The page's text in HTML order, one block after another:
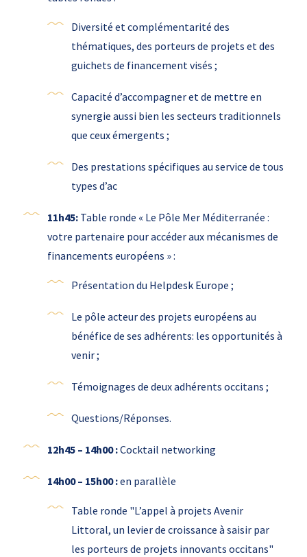
Diversité et complémentarité des
thématiques, des porteurs de projets et des
guichets de financement visés ;
Capacité d’accompagner et de mettre en
synergie aussi bien les secteurs traditionnels
que ceux émergents ;
Des prestations spécifiques au service de tous
types d’ac
11h45:Table ronde « Le Pôle Mer Méditerranée :
votre partenaire pour accéder aux mécanismes de
financements européens » :
Présentation du Helpdesk Europe ;
Le pôle acteur des projets européens au
bénéfice de ses adhérents: les opportunités à
venir ;
Témoignages de deux adhérents occitans ;
Questions/Réponses.
12h45 – 14h00 :Cocktail networking
14h00 – 15h00 :en parallèle
Table ronde "L’appel à projets Avenir
Littoral, un levier de croissance à saisir par
les porteurs de projets innovants occitans"